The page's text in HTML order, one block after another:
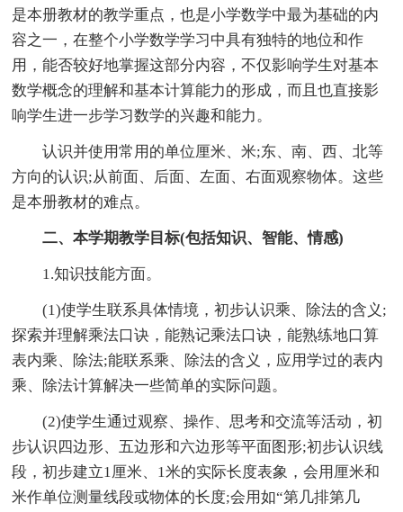
是本册教材的教学重点，也是小学数学中最为基础的内
容之一，在整个小学数学学习中具有独特的地位和作
用，能否较好地掌握这部分内容，不仅影响学生对基本
数学概念的理解和基本计算能力的形成，而且也直接影
响学生进一步学习数学的兴趣和能力。
认识并使用常用的单位厘米、米;东、南、西、北等
方向的认识;从前面、后面、左面、右面观察物体。这些
是本册教材的难点。
二、本学期教学目标(包括知识、智能、情感)
1.知识技能方面。
(1)使学生联系具体情境，初步认识乘、除法的含义;
探索并理解乘法口诀，能熟记乘法口诀，能熟练地口算
表内乘、除法;能联系乘、除法的含义，应用学过的表内
乘、除法计算解决一些简单的实际问题。
(2)使学生通过观察、操作、思考和交流等活动，初
步认识四边形、五边形和六边形等平面图形;初步认识线
段，初步建立1厘米、1米的实际长度表象，会用厘米和
米作单位测量线段或物体的长度;会用如“第几排第几